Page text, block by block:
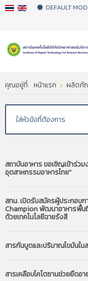
DEFAULT
คุณอยู่ที่: หน้าแรก ผลิตภั
สถาบันอาหาร ขอเชิญเข้าร่ว
อุตสาหกรรมอาหารไทย"
สทน. เปิดรับสมัครผู้ประกอบ
Champion พัฒนาอาหารพื้น
ด้วยเทคโนโลยีฉายรังสี
สารกันบูดและปริมาณไขมันใ
สารเคลือบไคโตซานช่วยยืด